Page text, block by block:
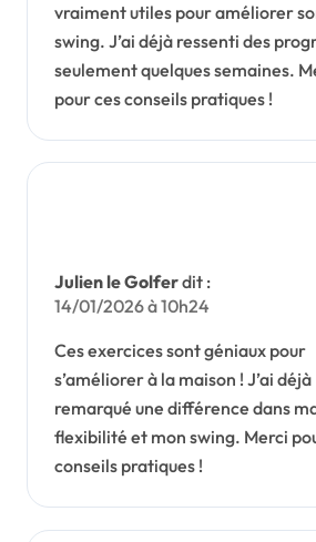
vraiment utiles pour améliorer
swing. J’ai déjà ressenti des
seulement quelques semaines.
pour ces conseils pratiques !
Julien le Golferdit :
14/01/2026 à 10h24
Ces exercices sont géniaux pour
s’améliorer à la maison ! J’ai déjà
remarqué une différence dans
flexibilité et mon swing. Merci
conseils pratiques !